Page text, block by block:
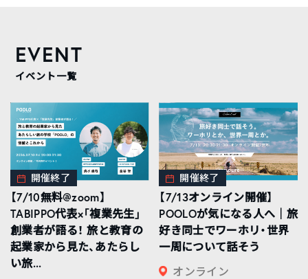
EVENT
イベント一覧
開催終了
【7/10無料@zoom】
TABIPPO代表×「複業先生」
創業者が語る！ 旅と教育の
起業家から見た、あたらし
い旅...
開催終了
【7/13オンライン開催】
POOLOが気になる人へ｜旅
好き同士でワーホリ・世界
一周について話そう
オンライン